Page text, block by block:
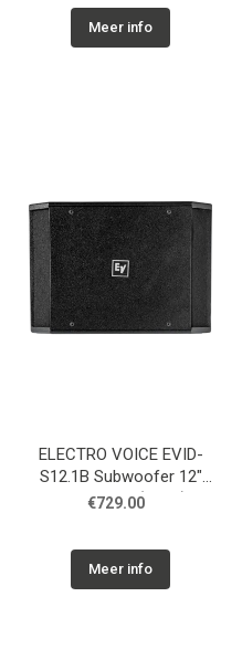
Meer info
ELECTRO VOICE EVID-
S12.1B Subwoofer 12"
kast zwart, (Enkel)
€729.00
Meer info